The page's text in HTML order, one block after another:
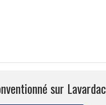
sur Lavardac